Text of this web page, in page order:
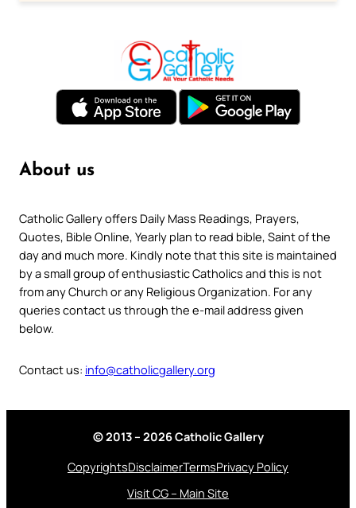
About us
Catholic Gallery offers Daily Mass Readings, Prayers,
Quotes, Bible Online, Yearly plan to read bible, Saint of the
day and much more. Kindly note that this site is maintained
by a small group of enthusiastic Catholics and this is not
from any Church or any Religious Organization. For any
queries contact us through the e-mail address given
below.
Contact us: info@catholicgallery.org
© 2013 – 2026 Catholic Gallery
CopyrightsDisclaimerTermsPrivacy Policy
Visit CG – Main Site